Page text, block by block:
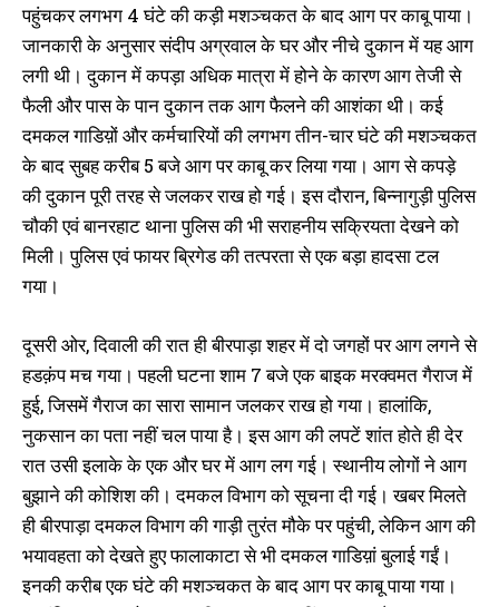
पहुंचकर लगभग 4 घंटे की कड़ी मशञ्चकत के बाद आग पर काबू पाया।
जानकारी के अनुसार संदीप अग्रवाल के घर और नीचे दुकान में यह आग
लगी थी। दुकान में कपड़ा अधिक मात्रा में होने के कारण आग तेजी से
फैली और पास के पान दुकान तक आग फैलने की आशंका थी। कई
दमकल गाडिय़ों और कर्मचारियों की लगभग तीन-चार घंटे की मशञ्चकत
के बाद सुबह करीब 5 बजे आग पर काबू कर लिया गया। आग से कपड़े
की दुकान पूरी तरह से जलकर राख हो गई। इस दौरान, बिन्नागुड़ी पुलिस
चौकी एवं बानरहाट थाना पुलिस की भी सराहनीय सक्रियता देखने को
मिली। पुलिस एवं फायर ब्रिगेड की तत्परता से एक बड़ा हादसा टल
गया।
दूसरी ओर, दिवाली की रात ही बीरपाड़ा शहर में दो जगहों पर आग लगने से
हडक़ंप मच गया। पहली घटना शाम 7 बजे एक बाइक मरक्वमत गैराज में
हुई, जिसमें गैराज का सारा सामान जलकर राख हो गया। हालांकि,
नुकसान का पता नहीं चल पाया है। इस आग की लपटें शांत होते ही देर
रात उसी इलाके के एक और घर में आग लग गई। स्थानीय लोगों ने आग
बुझाने की कोशिश की। दमकल विभाग को सूचना दी गई। खबर मिलते
ही बीरपाड़ा दमकल विभाग की गाड़ी तुरंत मौके पर पहुंची, लेकिन आग की
भयावहता को देखते हुए फालाकाटा से भी दमकल गाडिय़ां बुलाई गईं।
इनकी करीब एक घंटे की मशञ्चकत के बाद आग पर काबू पाया गया।